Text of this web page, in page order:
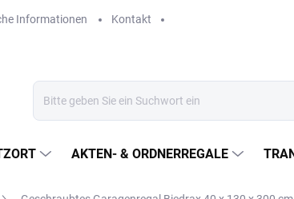
Informationen Kontakt
AKTEN- & ORDNERREGALE